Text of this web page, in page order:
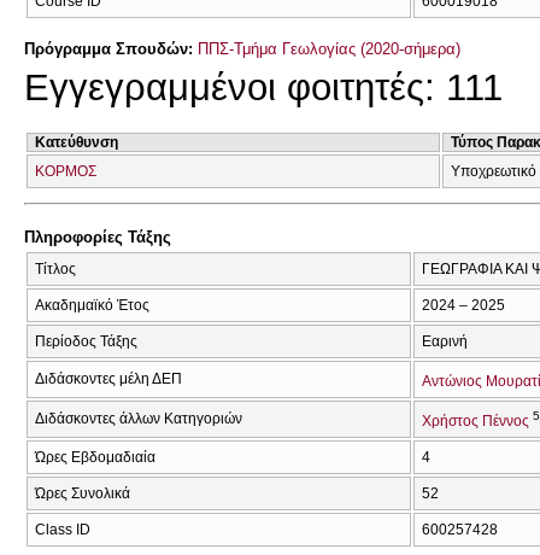
Πρόγραμμα Σπουδών: ΠΠΣ-Τμήμα Γεωλογίας (2020-σήμερα)
Εγγεγραμμένοι φοιτητές: 111
Κατεύθυνση
Τύπος
ΚΟΡΜΟΣ
Υποχρεωτικό
Πληροφορίες Τάξης
Τίτλος ΓΕΩΓΡΑΦΙΑ ΚΑΙ
Ακαδημαϊκό Έτος 2024 – 2025
Περίοδος Τάξης Εαρινή
Διδάσκοντες μέλη ΔΕΠ Αντώνιος
Διδάσκοντες άλλων Κατηγοριών Χρήστος Πέννος
Ώρες Εβδομαδιαία 4
Ώρες Συνολικά 52
Class ID 600257428